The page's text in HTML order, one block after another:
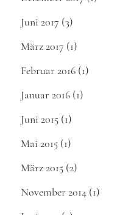
Juni 2017 (3)
März 2017 (1)
Februar 2016 (1)
Januar 2016 (1)
Juni 2015 (1)
Mai 2015 (1)
März 2015 (2)
November 2014 (1)